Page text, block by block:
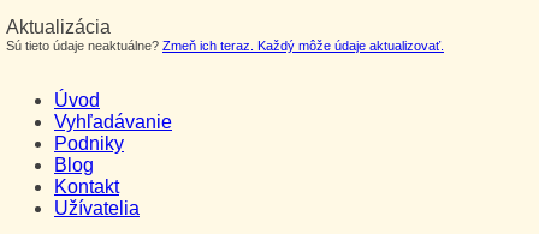
Aktualizácia
Sú tieto údaje neaktuálne? Zmeň ich teraz. Každý môže údaje aktualizovať.
Úvod
Vyhľadávanie
Podniky
Blog
Kontakt
Užívatelia